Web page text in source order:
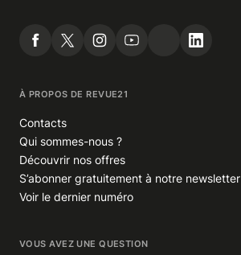
À PROPOS DE REVUE21
Contacts
Qui sommes-nous ?
Découvrir nos offres
S’abonner gratuitement à notre newsletter
Voir le dernier numéro
VOUS AVEZ UNE QUESTION